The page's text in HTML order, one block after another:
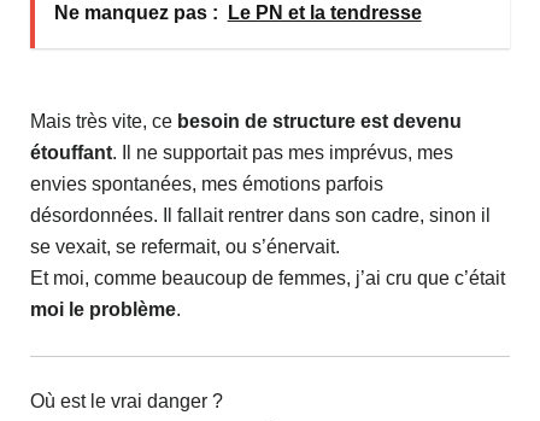
Ne manquez pas : Le PN et la tendresse
Mais très vite, ce besoin de structure est devenu
étouffant. Il ne supportait pas mes imprévus, mes
envies spontanées, mes émotions parfois
désordonnées. Il fallait rentrer dans son cadre, sinon il
se vexait, se refermait, ou s’énervait.
Et moi, comme beaucoup de femmes, j’ai cru que c’était
moi le problème.
Où est le vrai danger ?